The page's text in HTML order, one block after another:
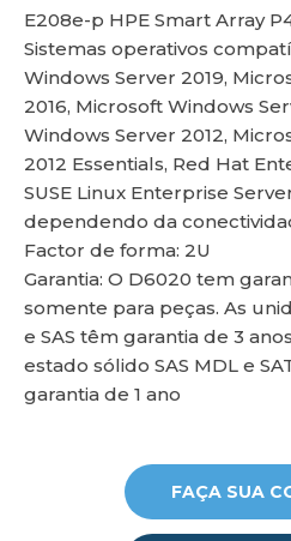
E208e-p HPE Smart Array
Sistemas operativos
Windows Server 2019,
2016, Microsoft Windows
Windows Server 2012,
2012 Essentials, Red Hat
SUSE Linux Enterprise
dependendo da
Factor de forma: 2U
Garantia: O D6020 tem
somente para peças. As
e SAS têm garantia de 3
estado sólido SAS MDL e
garantia de 1 ano
FAÇA SUA